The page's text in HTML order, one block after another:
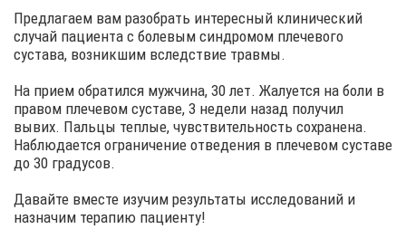
Предлагаем вам разобрать интересный клинический
случай пациента с болевым синдромом плечевого
сустава, возникшим вследствие травмы.
На прием обратился мужчина, 30 лет. Жалуется на боли в
правом плечевом суставе, 3 недели назад получил
вывих. Пальцы теплые, чувствительность сохранена.
Наблюдается ограничение отведения в плечевом суставе
до 30 градусов.
Давайте вместе изучим результаты исследований и
назначим терапию пациенту!